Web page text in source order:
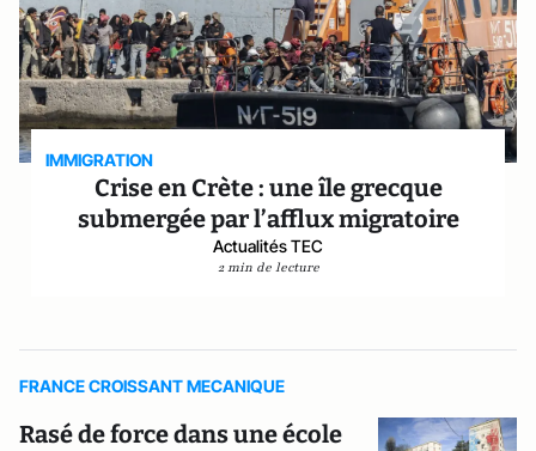
IMMIGRATION
Crise en Crète : une île grecque
submergée par l’afflux migratoire
Actualités TEC
2 min de lecture
FRANCE CROISSANT MECANIQUE
Rasé de force dans une école